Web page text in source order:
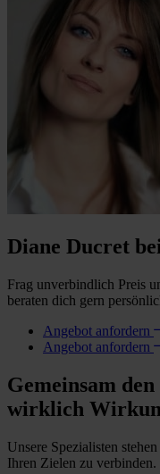
Diane Ducret
Frag unverbindlich Preis
beraten dich gern
Angebot anfordern
Angebot anfordern
Gemeinsam
wirklich
Unsere Spezialisten
Ihren Zielen zu verbinden.